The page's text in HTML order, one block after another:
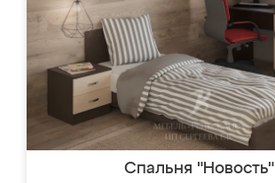
Спальня "Новость"